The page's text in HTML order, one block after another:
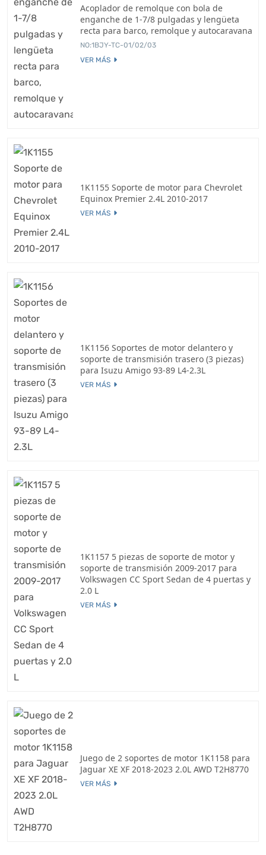
Acoplador de remolque con bola de
enganche de 1-7/8 pulgadas y lengüeta
recta para barco, remolque y autocaravana
NO:1BJY-TC-01/02/03
VER MÁS
1K1155 Soporte de motor para Chevrolet
Equinox Premier 2.4L 2010-2017
VER MÁS
1K1156 Soportes de motor delantero y
soporte de transmisión trasero (3 piezas)
para Isuzu Amigo 93-89 L4-2.3L
VER MÁS
1K1157 5 piezas de soporte de motor y
soporte de transmisión 2009-2017 para
Volkswagen CC Sport Sedan de 4 puertas y
2.0 L
VER MÁS
Juego de 2 soportes de motor 1K1158 para
Jaguar XE XF 2018-2023 2.0L AWD T2H8770
VER MÁS